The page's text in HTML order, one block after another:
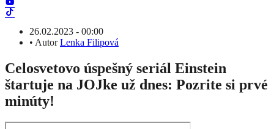
26.02.2023 - 00:00
• AutorLenka Filipová
Celosvetovo úspešný seriál Einstein
štartuje na JOJke už dnes: Pozrite si prvé
minúty!